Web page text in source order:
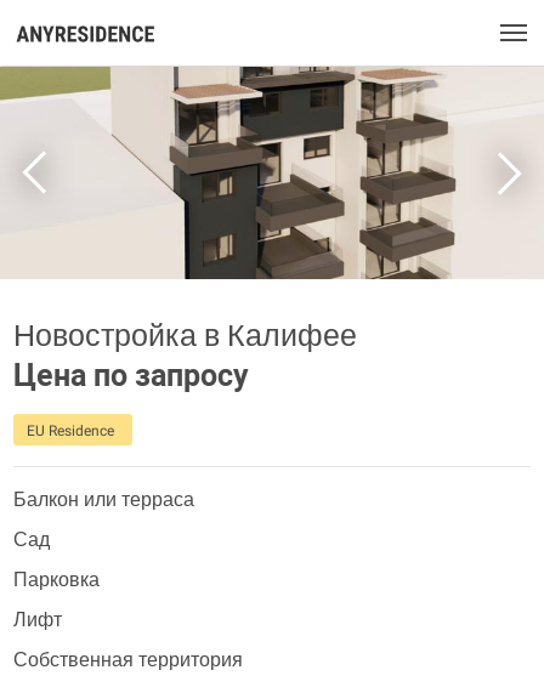
Новостройка в Калифее
Цена по запросу
EU Residence
Балкон или терраса
Сад
Парковка
Лифт
Собственная территория